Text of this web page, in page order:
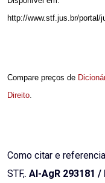
http://www.stf.jus.br/portal/
Compare preços de
Direito.
Como citar e
STF,. AI-AgR 293181